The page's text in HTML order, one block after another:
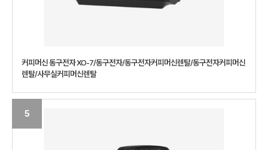
커피머신 동구전자 XO-7/동구전자/동구전자커피머신렌탈/동구전자커피머신
렌탈/사무실커피머신렌탈
5